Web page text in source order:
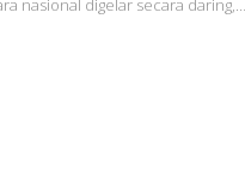
nasional digelar secara daring,…